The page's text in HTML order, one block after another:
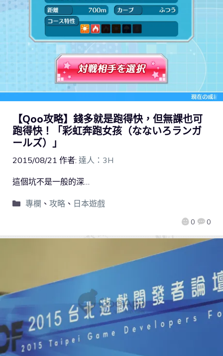
【Qoo攻略】錢多就是跑得快，但無課也可
跑得快！「彩虹奔跑女孩（なないろランガ
ールズ）」
2015/08/21 作者: 達人：3H
0 0
這個坑不是一般的深…
專欄 、 攻略、 日本遊戲